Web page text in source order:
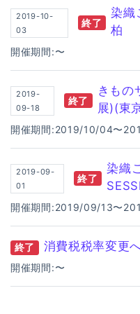
2019-10-
03
終了
染織
柏
開催期間:〜
2019-
09-18
終了
きもの
展)(東
開催期間:2019/10/04〜
2019-09-
01
終了
染織
開催期間:2019/09/13〜
終了 消費税税率変更
開催期間:〜